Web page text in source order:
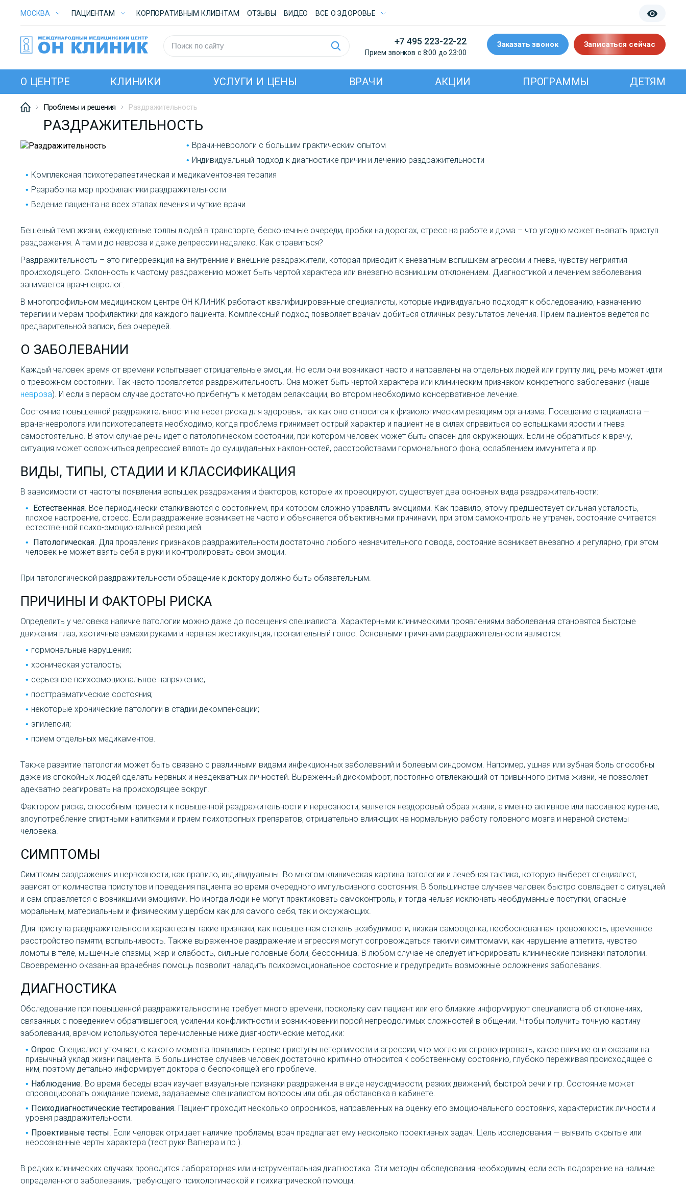
МОСКВА ПАЦИЕНТАМ КОРПОРАТИВНЫМ КЛИЕНТАМ ОТЗЫВЫ ВИДЕО ВСE О ЗДОРОВЬЕ
+7 495 223-22-22
Прием звонков с 8:00 до 23:00
Заказать звонок Записаться сейчас
О ЦЕНТРЕ КЛИНИКИ УСЛУГИ И ЦЕНЫ ВРАЧИ АКЦИИ ПРОГРАММЫ ДЕТЯМ
Проблемы и решения Раздражительность
РАЗДРАЖИТЕЛЬНОСТЬ
Врачи-неврологи с большим практическим опытом
Индивидуальный подход к диагностике причин и лечению раздражительности
Комплексная психотерапевтическая и медикаментозная терапия
Разработка мер профилактики раздражительности
Ведение пациента на всех этапах лечения и чуткие врачи
Бешеный темп жизни, ежедневные толпы людей в транспорте, бесконечные очереди, пробки на дорогах, стресс на работе и дома – что угодно может вызвать приступ
раздражения. А там и до невроза и даже депрессии недалеко. Как справиться?
Раздражительность – это гиперреакция на внутренние и внешние раздражители, которая приводит к внезапным вспышкам агрессии и гнева, чувству неприятия
происходящего. Склонность к частому раздражению может быть чертой характера или внезапно возникшим отклонением. Диагностикой и лечением заболевания
занимается врач-невролог.
В многопрофильном медицинском центре ОН КЛИНИК работают квалифицированные специалисты, которые индивидуально подходят к обследованию, назначению
терапии и мерам профилактики для каждого пациента. Комплексный подход позволяет врачам добиться отличных результатов лечения. Прием пациентов ведется по
предварительной записи, без очередей.
О ЗАБОЛЕВАНИИ
Каждый человек время от времени испытывает отрицательные эмоции. Но если они возникают часто и направлены на отдельных людей или группу лиц, речь может идти
о тревожном состоянии. Так часто проявляется раздражительность. Она может быть чертой характера или клиническим признаком конкретного заболевания (чаще
невроза). И если в первом случае достаточно прибегнуть к методам релаксации, во втором необходимо консервативное лечение.
Состояние повышенной раздражительности не несет риска для здоровья, так как оно относится к физиологическим реакциям организма. Посещение специалиста —
врача-невролога или психотерапевта необходимо, когда проблема принимает острый характер и пациент не в силах справиться со вспышками ярости и гнева
самостоятельно. В этом случае речь идет о патологическом состоянии, при котором человек может быть опасен для окружающих. Если не обратиться к врачу,
ситуация может осложниться депрессией вплоть до суицидальных наклонностей, расстройствами гормонального фона, ослаблением иммунитета и пр.
ВИДЫ, ТИПЫ, СТАДИИ И КЛАССИФИКАЦИЯ
В зависимости от частоты появления вспышек раздражения и факторов, которые их провоцируют, существует два основных вида раздражительности:
Естественная. Все периодически сталкиваются с состоянием, при котором сложно управлять эмоциями. Как правило, этому предшествует сильная усталость,
плохое настроение, стресс. Если раздражение возникает не часто и объясняется объективными причинами, при этом самоконтроль не утрачен, состояние считается
естественной психо-эмоциональной реакцией.
Патологическая. Для проявления признаков раздражительности достаточно любого незначительного повода, состояние возникает внезапно и регулярно, при этом
человек не может взять себя в руки и контролировать свои эмоции.
При патологической раздражительности обращение к доктору должно быть обязательным.
ПРИЧИНЫ И ФАКТОРЫ РИСКА
Определить у человека наличие патологии можно даже до посещения специалиста. Характерными клиническими проявлениями заболевания становятся быстрые
движения глаз, хаотичные взмахи руками и нервная жестикуляция, пронзительный голос. Основными причинами раздражительности являются:
гормональные нарушения;
хроническая усталость;
серьезное психоэмоциональное напряжение;
посттравматические состояния;
некоторые хронические патологии в стадии декомпенсации;
эпилепсия;
прием отдельных медикаментов.
Также развитие патологии может быть связано с различными видами инфекционных заболеваний и болевым синдромом. Например, ушная или зубная боль способны
даже из спокойных людей сделать нервных и неадекватных личностей. Выраженный дискомфорт, постоянно отвлекающий от привычного ритма жизни, не позволяет
адекватно реагировать на происходящее вокруг.
Фактором риска, способным привести к повышенной раздражительности и нервозности, является нездоровый образ жизни, а именно активное или пассивное курение,
злоупотребление спиртными напитками и прием психотропных препаратов, отрицательно влияющих на нормальную работу головного мозга и нервной системы
человека.
СИМПТОМЫ
Симптомы раздражения и нервозности, как правило, индивидуальны. Во многом клиническая картина патологии и лечебная тактика, которую выберет специалист,
зависят от количества приступов и поведения пациента во время очередного импульсивного состояния. В большинстве случаев человек быстро совладает с ситуацией
и сам справляется с возникшими эмоциями. Но иногда люди не могут практиковать самоконтроль, и тогда нельзя исключать необдуманные поступки, опасные
моральным, материальным и физическим ущербом как для самого себя, так и окружающих.
Для приступа раздражительности характерны такие признаки, как повышенная степень возбудимости, низкая самооценка, необоснованная тревожность, временное
расстройство памяти, вспыльчивость. Также выраженное раздражение и агрессия могут сопровождаться такими симптомами, как нарушение аппетита, чувство
ломоты в теле, мышечные спазмы, жар и слабость, сильные головные боли, бессонница. В любом случае не следует игнорировать клинические признаки патологии.
Своевременно оказанная врачебная помощь позволит наладить психоэмоциональное состояние и предупредить возможные осложнения заболевания.
ДИАГНОСТИКА
Обследование при повышенной раздражительности не требует много времени, поскольку сам пациент или его близкие информируют специалиста об отклонениях,
связанных с поведением обратившегося, усилении конфликтности и возникновении порой непреодолимых сложностей в общении. Чтобы получить точную картину
заболевания, врачом используются перечисленные ниже диагностические методики:
Опрос. Специалист уточняет, с какого момента появились первые приступы нетерпимости и агрессии, что могло их спровоцировать, какое влияние они оказали на
привычный уклад жизни пациента. В большинстве случаев человек достаточно критично относится к собственному состоянию, глубоко переживая происходящее с
ним, поэтому детально информирует доктора о беспокоящей его проблеме.
Наблюдение. Во время беседы врач изучает визуальные признаки раздражения в виде неусидчивости, резких движений, быстрой речи и пр. Состояние может
спровоцировать ожидание приема, задаваемые специалистом вопросы или общая обстановка в кабинете.
Психодиагностические тестирования. Пациент проходит несколько опросников, направленных на оценку его эмоционального состояния, характеристик личности и
уровня раздражительности.
Проективные тесты. Если человек отрицает наличие проблемы, врач предлагает ему несколько проективных задач. Цель исследования — выявить скрытые или
неосознанные черты характера (тест руки Вагнера и пр.).
В редких клинических случаях проводится лабораторная или инструментальная диагностика. Эти методы обследования необходимы, если есть подозрение на наличие
определенного заболевания, требующего психологической и психиатрической помощи.